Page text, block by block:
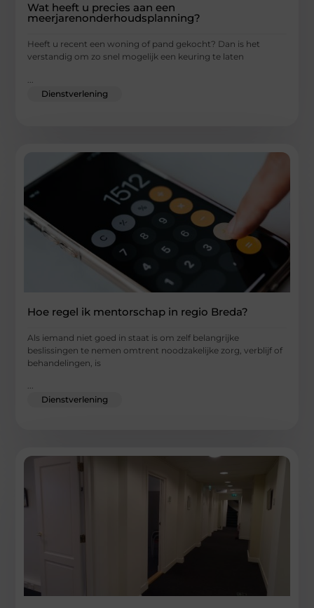
Wat heeft u precies aan een
meerjarenonderhoudsplanning?
Heeft u recent een woning of pand gekocht? Dan is het
verstandig om zo snel mogelijk een keuring te laten
Dienstverlening
Hoe regel ik mentorschap in regio Breda?
Als iemand niet goed in staat is om zelf belangrijke
beslissingen te nemen omtrent noodzakelijke zorg, verblijf of
behandelingen, is
...
Dienstverlening